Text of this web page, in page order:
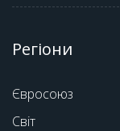
Регіони
Євросоюз
Світ